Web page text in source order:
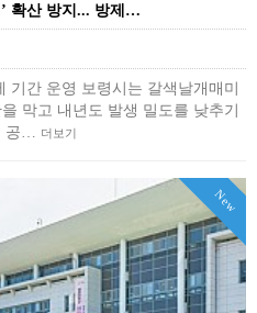
확산 방지... 방제…
기간 운영 보령시는 갈색날개매미
막고 내년도 발생 밀도를 낮추기
공…
더보기
New